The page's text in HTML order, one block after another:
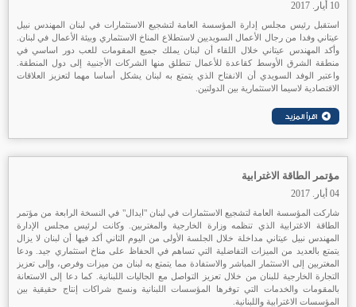
10 أيار. 2017
استقبل رئيس مجلس إدارة المؤسسة العامة لتشجيع الاستثمارات في لبنان المهندس نبيل
عيتاني وفدا من رجال الأعمال السويديين لاستطلاع المناخ الاستثماري وبيئة الأعمال في لبنان.
وأكد المهندس عيتاني خلال اللقاء أن لبنان يملك جميع المقومات للعب دور اساسي في
منطقة الشرق الأوسط كقاعدة للأعمال تنطلق منها الشركات الأجنبية إلى دول المنطقة.
واعتبر الوفد السويدي أن الانفتاح الذي يتمتع به لبنان يشكل أساسا مهما لتعزيز العلاقات
الاقتصادية لاسيما الاستثمارية بين الدولتين.
مؤتمر الطاقة الاغترابية
04 أيار. 2017
شاركت المؤسسة العامة لتشجيع الاستثمارات في لبنان "ايدال" في النسخة الرابعة من مؤتمر
الطاقة الاغترابية الذي تنظمه وزارة الخارجية والمغتربين. وكانت لرئيس مجلس الإدارة
المهندس نبيل عيتاني مداخلة خلال الجلسة الأولى من اليوم الثاني أكد فيها أن لبنان لا يزال
يتمتع بالعديد من الميزات التفاضلية التي تساهم في الحفاظ على مناخ استثماري جيد. ودعا
المغتربين إلى الاستثمار المباشر والاستفادة مما يتمتع به لبنان من ميزات وفرص، وإلى تعزيز
التجارة الخارجية للبنان من خلال تعزيز التواصل مع الجاليات اللبنانية. كما دعا إلى الاستعانة
بالمقومات والخدمات التي توفرها المؤسسات اللبنانية ونسج شراكات إنتاج حقيقية بين
المؤسسات الاغترابية واللبنانية.